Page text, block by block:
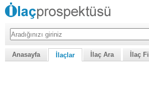
Anasayfa İlaçlar İlaç Ara İlaç